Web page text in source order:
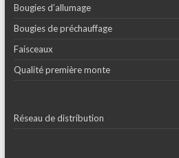
Bougies d’allumage
Bougies de préchauffage
Faisceaux
Qualité première monte
Réseau de distribution